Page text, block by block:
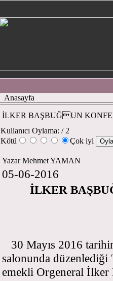
Anasayfa
İLKER BAŞBUĞUN
Kullanıcı Oylama: / 2
Kötü
Çok iyi
Yazar Mehmet YAMAN
05-06-2016
İLKER
30 Mayıs 2016
salonunda düzenlediği
emekli Orgeneral İlker